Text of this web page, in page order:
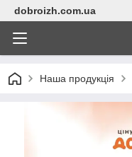
dobroizh.com.ua
Наша продукція